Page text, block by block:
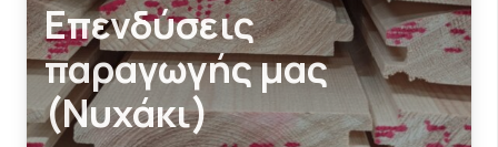
Επενδύσεις
παραγωγής μας
(Νυχάκι)